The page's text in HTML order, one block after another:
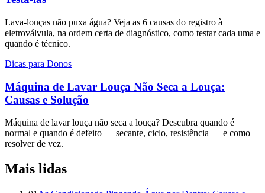
Lava-louças não puxa água? Veja as 6 causas do registro à
eletroválvula, na ordem certa de diagnóstico, como testar cada uma e
quando é técnico.
Dicas para Donos
Máquina de Lavar Louça Não Seca a Louça:
Causas e Solução
Máquina de lavar louça não seca a louça? Descubra quando é
normal e quando é defeito — secante, ciclo, resistência — e como
resolver de vez.
Mais lidas